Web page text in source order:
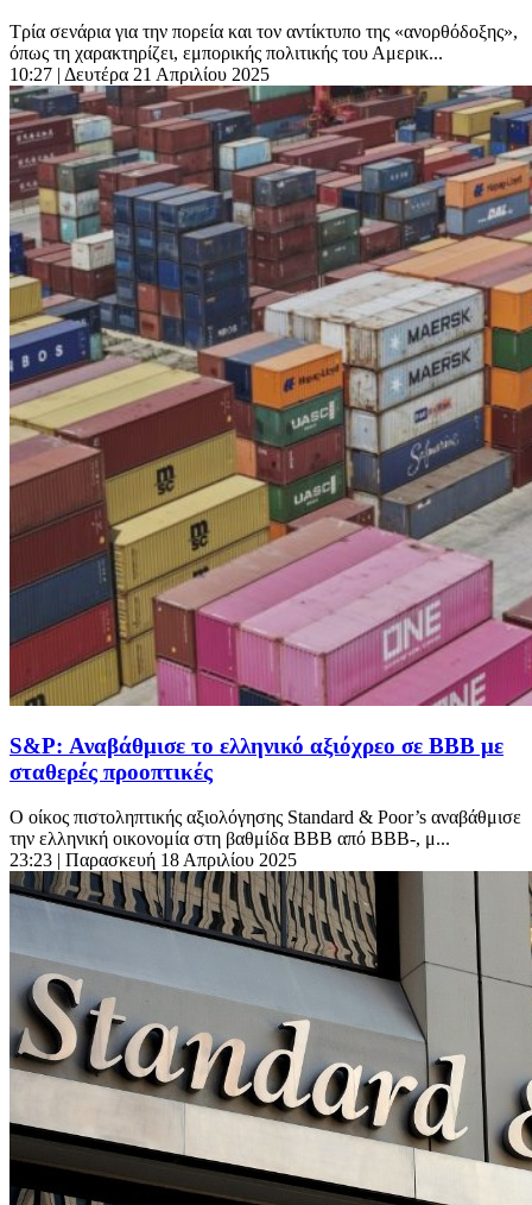
Τρία σενάρια για την πορεία και τον αντίκτυπο της «ανορθόδοξης»,
όπως τη χαρακτηρίζει, εμπορικής πολιτικής του Αμερικ...
10:27 | Δευτέρα 21 Απριλίου 2025
S&P: Αναβάθμισε το ελληνικό αξιόχρεο σε BBB με
σταθερές προοπτικές
Ο οίκος πιστοληπτικής αξιολόγησης Standard & Poor’s αναβάθμισε
την ελληνική οικονομία στη βαθμίδα ΒΒΒ από ΒΒΒ-, μ...
23:23 | Παρασκευή 18 Απριλίου 2025